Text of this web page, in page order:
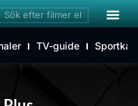
TV-guide